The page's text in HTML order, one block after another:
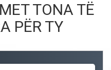
TONA TË
PËR TY